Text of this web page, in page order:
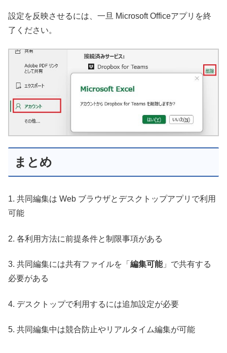
設定を反映させるには、一旦 Microsoft Officeアプリを終
了ください。
まとめ
1. 共同編集は Web ブラウザとデスクトップアプリで利用
可能
2. 各利用方法に前提条件と制限事項がある
3. 共同編集には共有ファイルを「 編集可能」で共有する
必要がある
4. デスクトップで利用するには追加設定が必要
5. 共同編集中は競合防止やリアルタイム編集が可能